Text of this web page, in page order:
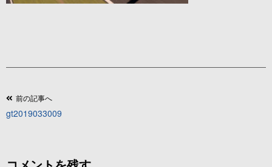
投
稿
前の記事へ
gt2019033009